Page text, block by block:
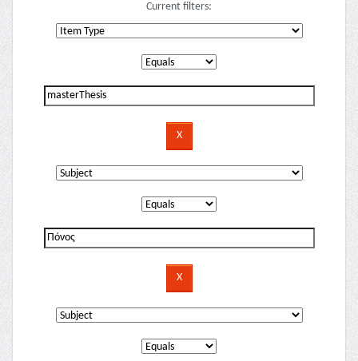
Current filters: